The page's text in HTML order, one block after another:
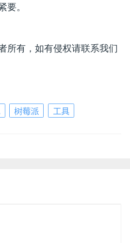
要。
所有，如有侵权请联系我们
树莓派 工具